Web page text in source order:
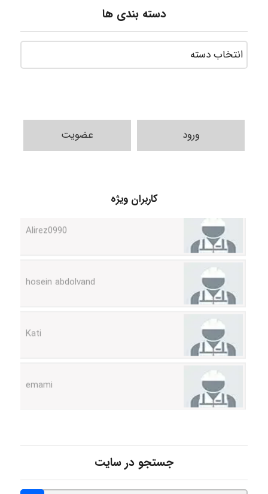
دسته بندی ها
ورود عضویت
کاربران ویژه
جستجو در سایت